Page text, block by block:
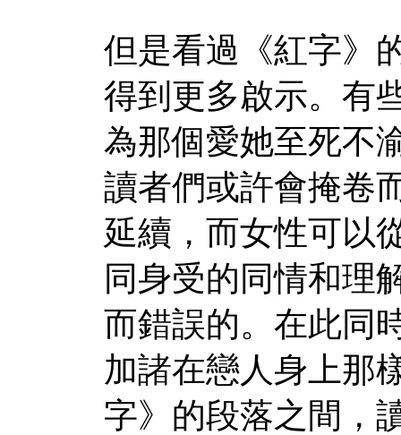
但是看過《紅字》
得到更多啟示。有
為那個愛她至死不
讀者們或許會掩卷
延續，而女性可以
同身受的同情和理
而錯誤的。在此同
加諸在戀人身上那
字》的段落之間，